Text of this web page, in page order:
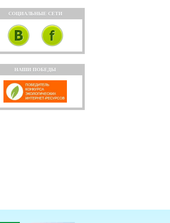
СОЦИАЛЬНЫЕ СЕТИ
НАШИ ПОБЕДЫ